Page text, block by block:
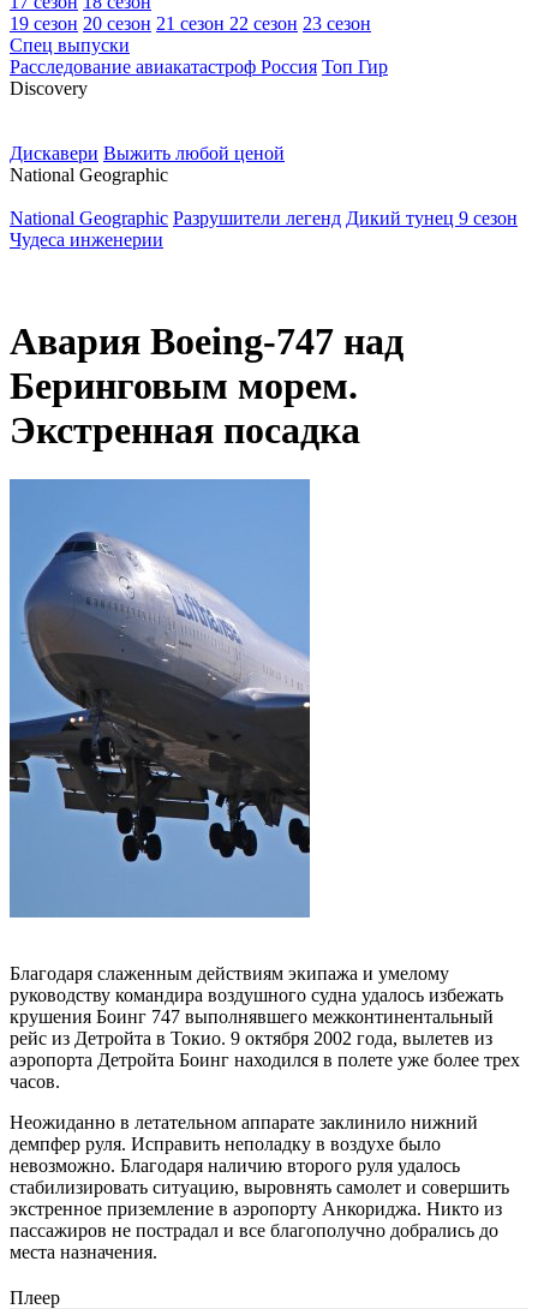
19 сезон 20 сезон 21 сезон 22 сезон 23 сезон
Спец выпуски
Расследование авиакатастроф Россия Топ Гир
Discovery
Дискавери Выжить любой ценой
National Geographic
National Geographic Разрушители легенд Дикий тунец 9 сезон
Чудеса инженерии
Авария Boeing-747 над
Беринговым морем.
Экстренная посадка
Благодаря слаженным действиям экипажа и умелому
руководству командира воздушного судна удалось избежать
крушения Боинг 747 выполнявшего межконтинентальный
рейс из Детройта в Токио. 9 октября 2002 года, вылетев из
аэропорта Детройта Боинг находился в полете уже более трех
часов.
Неожиданно в летательном аппарате заклинило нижний
демпфер руля. Исправить неполадку в воздухе было
невозможно. Благодаря наличию второго руля удалось
стабилизировать ситуацию, выровнять самолет и совершить
экстренное приземление в аэропорту Анкориджа. Никто из
пассажиров не пострадал и все благополучно добрались до
места назначения.
Плеер